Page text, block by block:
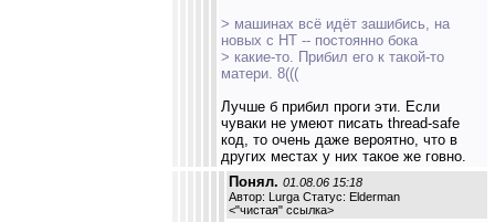
> машинах всё идёт зашибись, на
новых с НТ -- постоянно бока
> какие-то. Прибил его к такой-то
матери. 8(((
Лучше б прибил проги эти. Если
чуваки не умеют писать thread-safe
код, то очень даже вероятно, что в
других местах у них такое же говно.
Понял. 01.08.06 15:18
Автор: Lurga Статус: Elderman
<"чистая" ссылка>